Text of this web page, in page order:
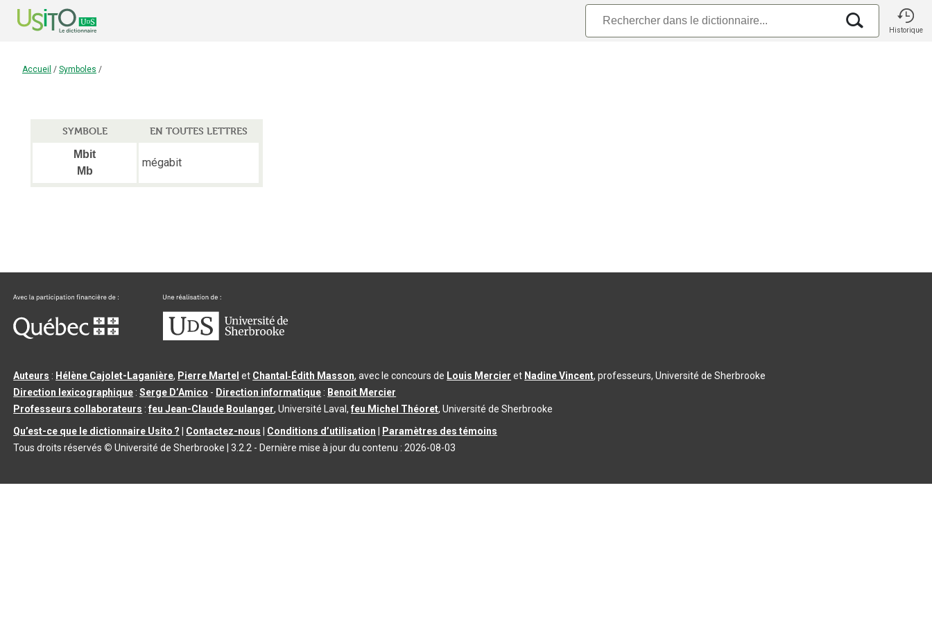
Historique
Accueil / Symboles /
SYMBOLE
EN TOUTES LETTRES
Mbit
Mb
mégabit
Auteurs : Hélène Cajolet-Laganière, Pierre Martel et Chantal‑Édith Masson, avec le concours de Louis Mercier et Nadine Vincent, professeurs, Université de Sherbrooke
Direction lexicographique :Serge D’Amico - Direction informatique : Benoit Mercier
Professeurs collaborateurs :feu Jean-Claude Boulanger, Université Laval,feu Michel Théoret, Université de Sherbrooke
Qu’est-ce que le dictionnaire Usito ?
Contactez-nous Conditions d’utilisation
Paramètres des témoins
Tous droits réservés © Université de Sherbrooke |3.2.2 - Dernière mise à jour du contenu : 2026-08-03